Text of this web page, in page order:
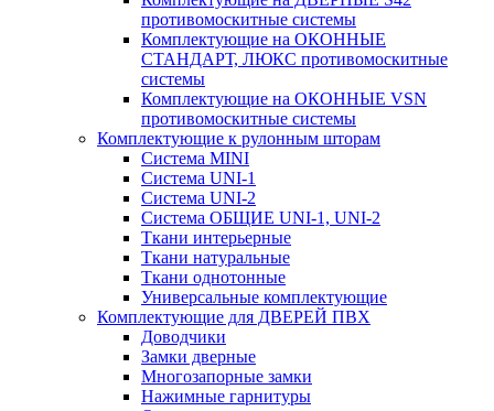
противомоскитные системы
Комплектующие на ОКОННЫЕ
СТАНДАРТ, ЛЮКС противомоскитные
системы
Комплектующие на ОКОННЫЕ VSN
противомоскитные системы
Комплектующие к рулонным шторам
Система MINI
Система UNI-1
Система UNI-2
Система ОБЩИЕ UNI-1, UNI-2
Ткани интерьерные
Ткани натуральные
Ткани однотонные
Универсальные комплектующие
Комплектующие для ДВЕРЕЙ ПВХ
Доводчики
Замки дверные
Многозапорные замки
Нажимные гарнитуры